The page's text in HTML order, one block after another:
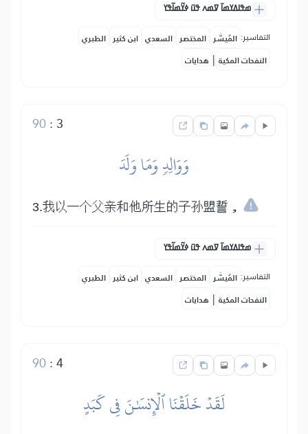
ߘߟߊߡߌߘߊ߫ ߜߘߍ ߟߎ߫ ߦߌ߬ߘߊ߬ߟߌ
التفاسير: المُيسَّر المختصر السعدي ابن كثير الطبري
النفحات المكية | هدايات
3
:
90
وَوَالِدٖ وَمَا وَلَدَ
3.我以一个父亲和他所生的子孙盟誓，
ߘߟߊߡߌߘߊ߫ ߜߘߍ ߟߎ߫ ߦߌ߬ߘߊ߬ߟߌ
التفاسير: المُيسَّر المختصر السعدي ابن كثير الطبري
النفحات المكية | هدايات
4
:
90
لَقَدۡ خَلَقۡنَا ٱلۡإِنسَٰنَ فِي كَبَدٍ